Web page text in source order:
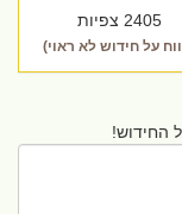
2405 צפיות
על חידוש לא ראוי)